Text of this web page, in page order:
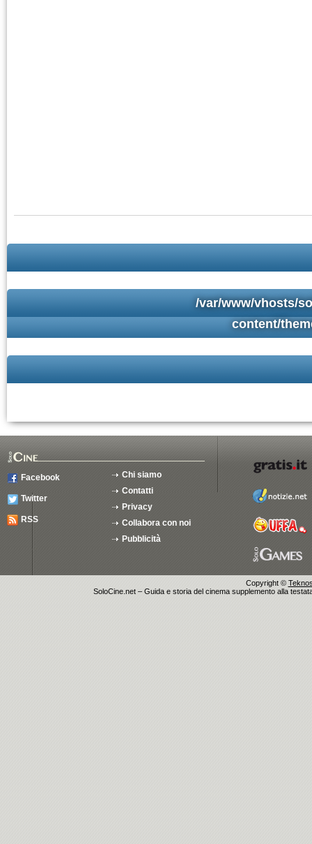
/var/www/vhosts/
content/
Facebook
Twitter
RSS
Chi siamo
Contatti
Privacy
Collabora con noi
Pubblicità
Copyright ©
SoloCine.net – Guida e storia del cinema supplemento alla